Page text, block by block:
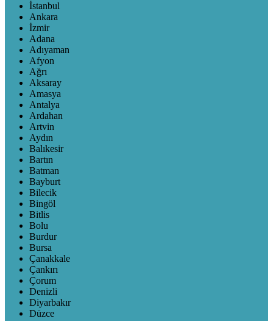
İstanbul
Ankara
İzmir
Adana
Adıyaman
Afyon
Ağrı
Aksaray
Amasya
Antalya
Ardahan
Artvin
Aydın
Balıkesir
Bartın
Batman
Bayburt
Bilecik
Bingöl
Bitlis
Bolu
Burdur
Bursa
Çanakkale
Çankırı
Çorum
Denizli
Diyarbakır
Düzce